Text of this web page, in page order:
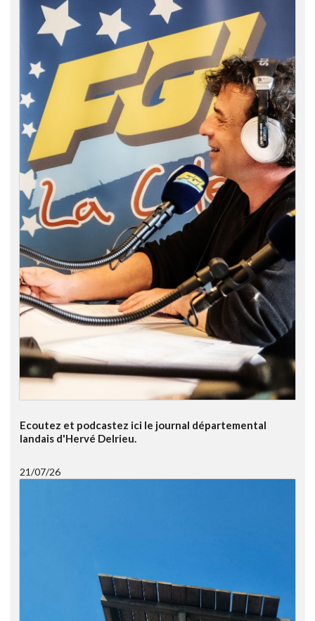
Ecoutez et podcastez ici le journal départemental
landais d'Hervé Delrieu.
21/07/26